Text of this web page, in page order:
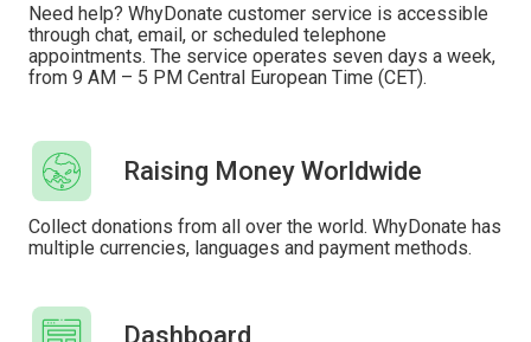
Need help? WhyDonate customer service is accessible
through chat, email, or scheduled telephone
appointments. The service operates seven days a week,
from 9 AM – 5 PM Central European Time (CET).
Raising Money Worldwide
Collect donations from all over the world. WhyDonate has
multiple currencies, languages ​​and payment methods.
Dashboard